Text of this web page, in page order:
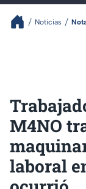
Noticias
M4NO
laboral